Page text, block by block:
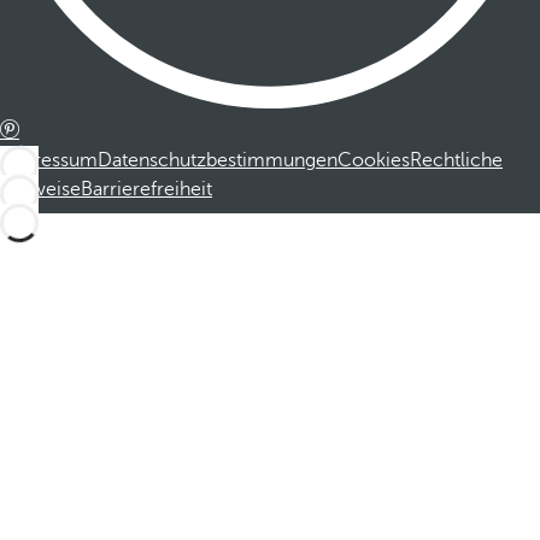
ImpressumDatenschutzbestimmungenCookiesRechtliche
HinweiseBarrierefreiheit